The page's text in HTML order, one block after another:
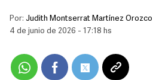
Por: Judith Montserrat Martínez Orozco
4 de junio de 2026 - 17:18 hs